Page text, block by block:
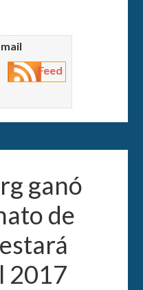
Feed
ganó
de
2017